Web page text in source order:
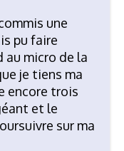
une
pu faire
au micro de la
je tiens ma
encore trois
et le
sur ma